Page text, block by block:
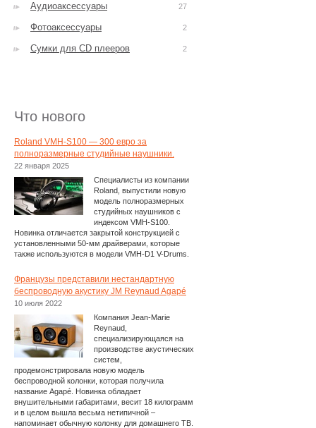
Аудиоаксессуары 27
Фотоаксессуары 2
Сумки для CD плееров 2
Что нового
Roland VMH-S100 — 300 евро за
полноразмерные студийные наушники.
22 января 2025
Специалисты из компании
Roland, выпустили новую
модель полноразмерных
студийных наушников с
индексом VMH-S100.
Новинка отличается закрытой конструкцией с
установленными 50-мм драйверами, которые
также используются в модели VMH-D1 V-Drums.
Французы представили нестандартную
беспроводную акустику JM Reynaud Agapé
10 июля 2022
Компания Jean-Marie
Reynaud,
специализирующаяся на
производстве акустических
систем,
продемонстрировала новую модель
беспроводной колонки, которая получила
название Agapé. Новинка обладает
внушительными габаритами, весит 18 килограмм
и в целом вышла весьма нетипичной –
напоминает обычную колонку для домашнего ТВ.